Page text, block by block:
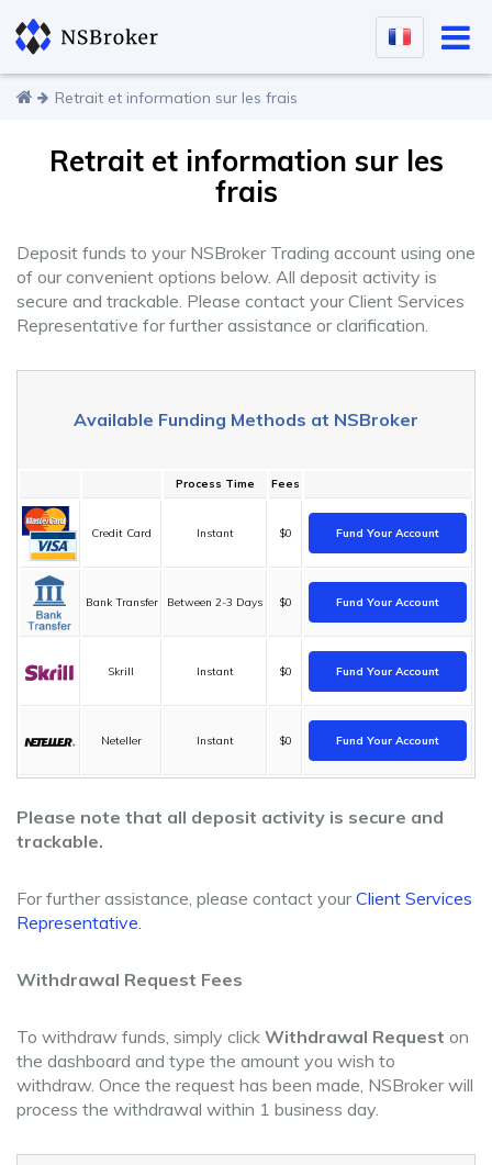
Retrait et information sur les frais
Retrait et information sur les
frais
Deposit funds to your NSBroker Trading account using one
of our convenient options below. All deposit activity is
secure and trackable. Please contact your Client Services
Representative for further assistance or clarification.
Available Funding Methods at NSBroker
Process Time Fees
Credit Card Instant $0 Fund Your Account
Bank Transfer Between 2-3 Days $0 Fund Your Account
Skrill Instant $0 Fund Your Account
Neteller Instant $0 Fund Your Account
Please note that all deposit activity is secure and
trackable.
For further assistance, please contact yourClient Services
Representative.
Withdrawal Request Fees
To withdraw funds, simply click Withdrawal Request on
the dashboard and type the amount you wish to
withdraw. Once the request has been made, NSBroker will
process the withdrawal within 1 business day.